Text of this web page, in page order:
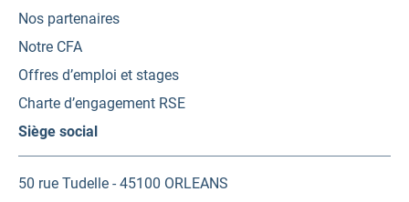
Nos partenaires
Notre CFA
Offres d’emploi et stages
Charte d’engagement RSE
Siège social
50 rue Tudelle - 45100 ORLEANS